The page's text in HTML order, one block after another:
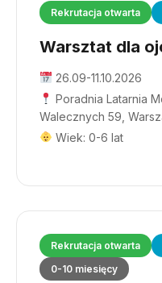
Rekrutacja otwarta
Warsztat dla
26.09-11.10.2026
Poradnia Latarnia
Walecznych 59,
Wiek: 0-6 lat
Rekrutacja otwarta
0-10 miesięcy